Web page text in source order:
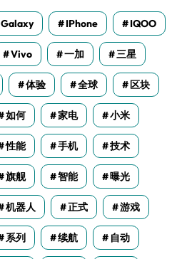
Galaxy IPhone IQOO
Vivo 一加 三星
体验 全球 区块
如何 家电 小米
性能 手机 技术
旗舰 智能 曝光
机器人 正式 游戏
系列 续航 自动